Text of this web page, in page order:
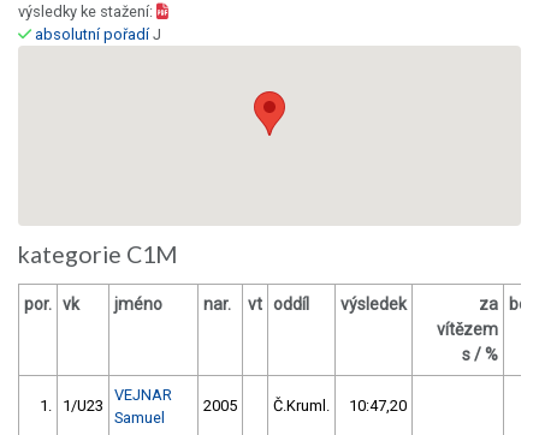
výsledky ke stažení:
absolutní pořadíJ
kategorie C1M
por. vk jméno nar. vt oddíl výsledek
za
vítězem
s / %
1. 1/U23
VEJNAR
Samuel
2005 Č.Kruml. 10:47,20